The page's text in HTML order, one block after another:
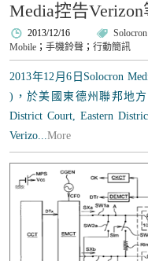
Media控告
2013/12/16
Mobile ；手機鈴聲 ；行動簡訊
2013年12月6日Solocron
)，於美國東德州聯邦地方
District Court, Eastern
Verizo...More